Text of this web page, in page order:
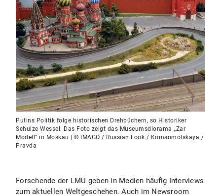
Putins Politik folge historischen Drehbüchern, so Historiker
Schulze Wessel. Das Foto zeigt das Museumsdiorama „Zar
Modell“ in Moskau | © IMAGO / Russian Look / Komsomolskaya /
Pravda
Forschende der LMU geben in Medien häufig Interviews
zum aktuellen Weltgeschehen. Auch im Newsroom